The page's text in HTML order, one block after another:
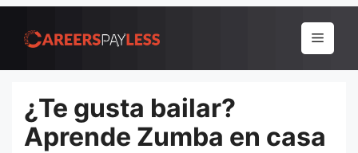
para
conteúdo
Menu
¿Te gusta bailar?
Aprende Zumba en casa